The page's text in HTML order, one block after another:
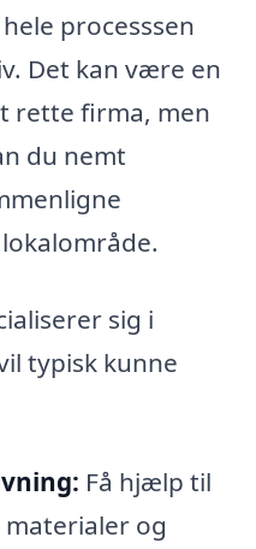
processsen
Det kan være en
rette firma, men
du nemt
sig i
typisk kunne
Få hjælp til
og